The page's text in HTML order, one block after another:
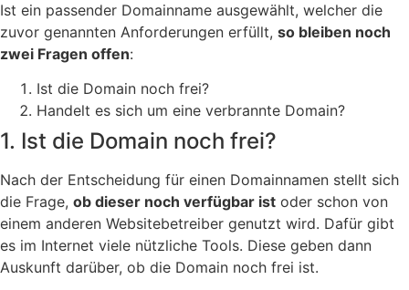
Ist ein passender Domainname ausgewählt, welcher die
zuvor genannten Anforderungen erfüllt, so bleiben noch
zwei Fragen offen:
Ist die Domain noch frei?
Handelt es sich um eine verbrannte Domain?
1. Ist die Domain noch frei?
Nach der Entscheidung für einen Domainnamen stellt sich
die Frage, ob dieser noch verfügbar ist oder schon von
einem anderen Websitebetreiber genutzt wird. Dafür gibt
es im Internet viele nützliche Tools. Diese geben dann
Auskunft darüber, ob die Domain noch frei ist.